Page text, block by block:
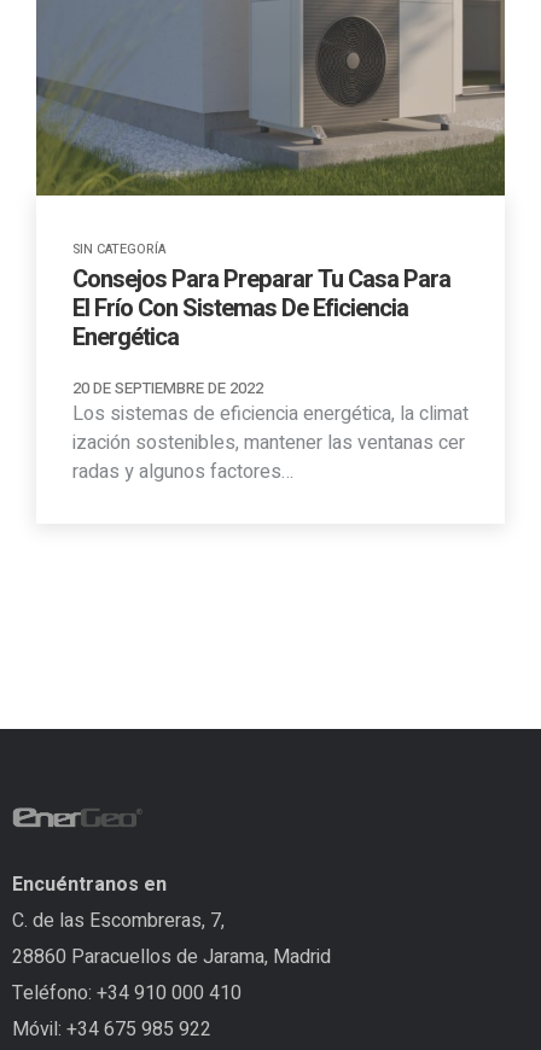
SIN CATEGORÍA
Consejos Para Preparar Tu Casa Para
El Frío Con Sistemas De Eficiencia
Energética
20 DE SEPTIEMBRE DE 2022
Los sistemas de eficiencia energética, la climat
ización sostenibles, mantener las ventanas cer
radas y algunos factores…
Encuéntranos en
C. de las Escombreras, 7,
28860 Paracuellos de Jarama, Madrid
Teléfono: +34 910 000 410
Móvil: +34 675 985 922